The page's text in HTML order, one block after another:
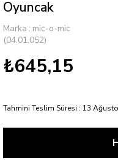
Oyuncak
Marka : mic-o-mic
(04.01.052)
₺645,15
Tahmini Teslim Süresi : 13